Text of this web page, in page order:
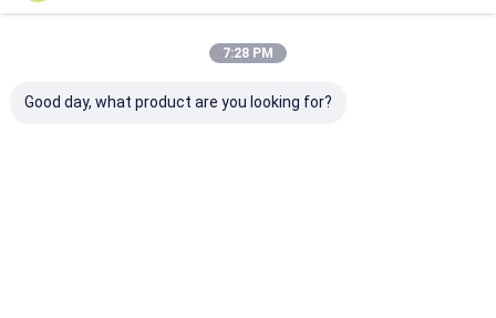
প্রস্তাবিত পণ্য
7:28 PM
Good day, what product are you looking for?